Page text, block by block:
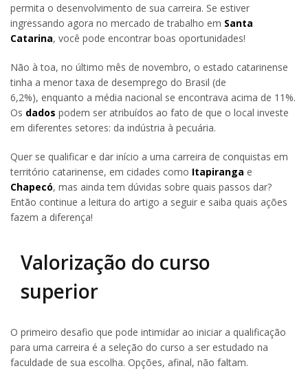
permita o desenvolvimento de sua carreira. Se estiver
ingressando agora no mercado de trabalho em Santa
Catarina, você pode encontrar boas oportunidades!
Não à toa, no último mês de novembro, o estado catarinense
tinha a menor taxa de desemprego do Brasil (de
6,2%), enquanto a média nacional se encontrava acima de 11%.
Os dados podem ser atribuídos ao fato de que o local investe
em diferentes setores: da indústria à pecuária.
Quer se qualificar e dar início a uma carreira de conquistas em
território catarinense, em cidades como Itapiranga e
Chapecó, mas ainda tem dúvidas sobre quais passos dar?
Então continue a leitura do artigo a seguir e saiba quais ações
fazem a diferença!
Valorização do curso
superior
O primeiro desafio que pode intimidar ao iniciar a qualificação
para uma carreira é a seleção do curso a ser estudado na
faculdade de sua escolha. Opções, afinal, não faltam.